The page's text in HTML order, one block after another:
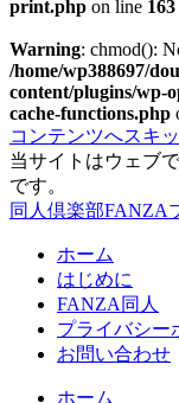
print.php on line 163
Warning: chmod():
/home/wp388697/
content/plugins/wp-
cache-functions.php
コンテンツへスキ
当サイトはウェブ
です。
同人倶楽部FANZA
ホーム
はじめに
FANZA同人
プライバシー
お問い合わせ
ホーム